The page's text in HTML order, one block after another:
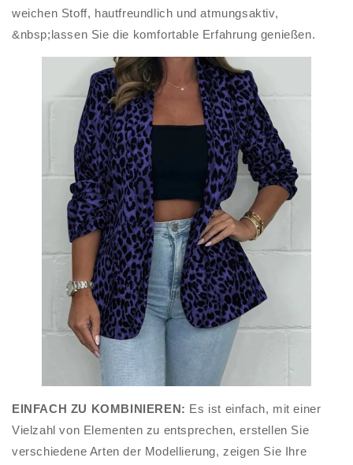
weichen Stoff, hautfreundlich und atmungsaktiv,
&nbsp;lassen Sie die komfortable Erfahrung genießen.
EINFACH ZU KOMBINIEREN: Es ist einfach, mit einer
Vielzahl von Elementen zu entsprechen, erstellen Sie
verschiedene Arten der Modellierung, zeigen Sie Ihre